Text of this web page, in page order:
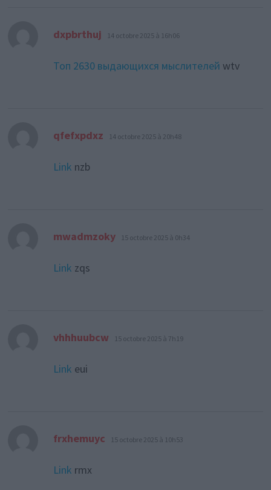
dxpbrthuj dit :
14 octobre 2025 à 16h06
Топ 2630 выдающихся мыслителей wtv
qfefxpdxz dit :
14 octobre 2025 à 20h48
Link nzb
mwadmzoky dit :
15 octobre 2025 à 0h34
Link zqs
vhhhuubcw dit :
15 octobre 2025 à 7h19
Link eui
frxhemuyc dit :
15 octobre 2025 à 10h53
Link rmx